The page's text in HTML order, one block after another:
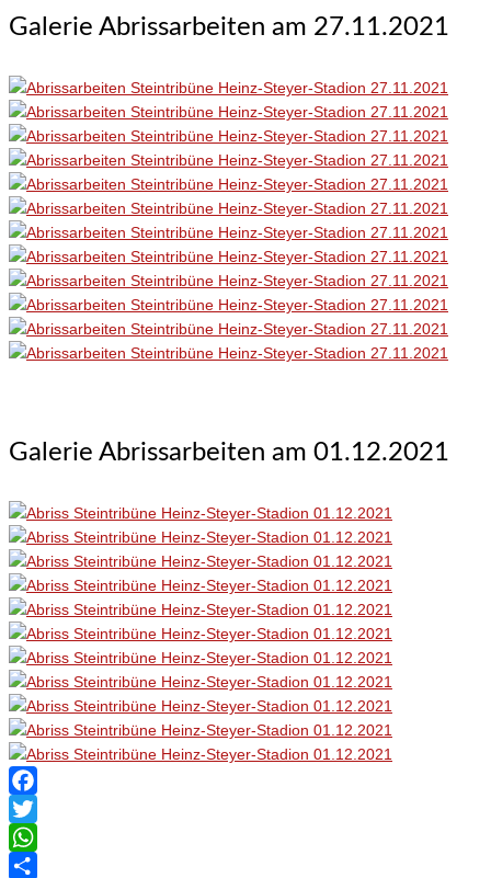
Galerie Abrissarbeiten am 27.11.2021
Galerie Abrissarbeiten am 01.12.2021
Facebook
Twitter
WhatsApp